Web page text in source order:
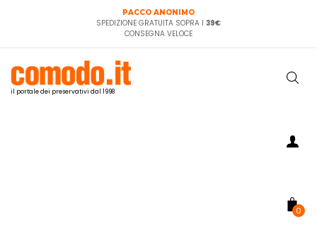
PACCO ANONIMO
SPEDIZIONE GRATUITA SOPRA I 39€
CONSEGNA VELOCE
il portale dei preservativi dal 1998
0